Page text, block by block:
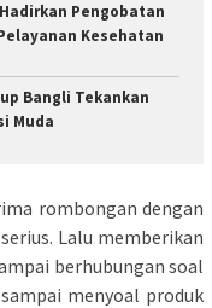
Pengobatan
Kesehatan
Bangli Tekankan
Muda
rombongan dengan
Lalu memberikan
berhubungan soal
menyoal produk